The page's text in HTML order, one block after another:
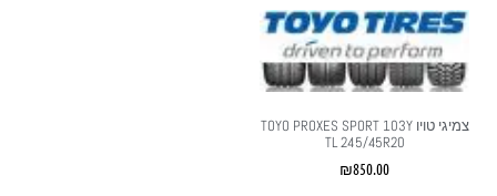
צמיגי טויו TOYO PROXES SPORT 103Y
TL 245/45R20
₪850.00